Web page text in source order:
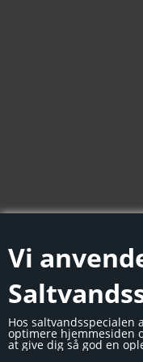
Vi
Hos saltvandsspecialen
optimere hjemmesiden
at give dig så god en